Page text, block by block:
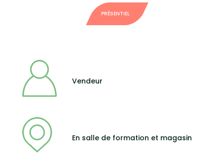
PRÉSENTIEL
Vendeur
En salle de formation et magasin